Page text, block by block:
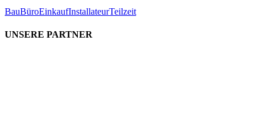
BauBüroEinkaufInstallateurTeilzeit
UNSERE PARTNER